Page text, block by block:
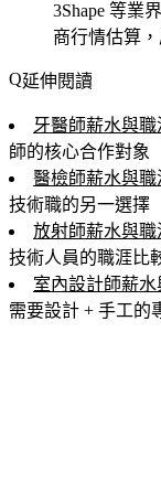
3Shape 等業
商行情估算
延伸閱讀
牙醫師薪水與
師的核心合作對象
醫檢師薪水與職
技術職的另一選擇
放射師薪水與職
技術人員的職涯比
室內設計師薪
需要設計 + 手工的